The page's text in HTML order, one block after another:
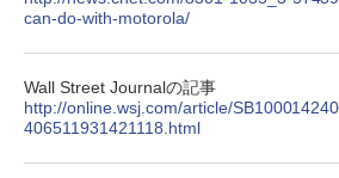
can-do-with-motorola/
Wall Street Journalの記事
http://online.wsj.com/article/
406511931421118.html